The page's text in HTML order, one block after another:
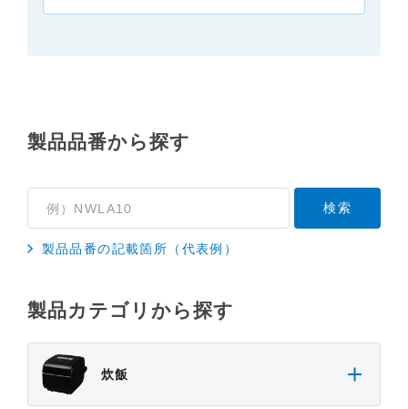
書の内容と異なる場合がありますので、あらかじめ
に関する注意事項は、取扱説明書作成時点での法的
つきましては、弊社「お客様ご相談センター
（※）。
（※）みまもりほっとラインサービスでご使用され
製品品番から探す
製品品番の記載箇所（代表例）
製品カテゴリから探す
炊飯